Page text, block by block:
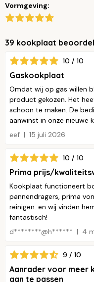
Vormgeving:
39 kookplaat
10 / 10
Gaskookplaat
Omdat wij op gas willen
product gekozen. Het
schoon te maken. De
aanwinst in onze nieuwe
eef
15 juli 2026
10 / 10
Prima prijs/
Kookplaat functioneert
pannendragers, prima
reinigen. en wij vinden
fantastisch!
d********@h******
4
9 / 10
Aanrader voor meer
aan te passen